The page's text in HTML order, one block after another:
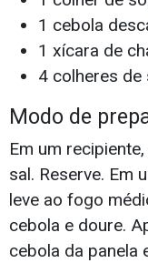
1 cebola
1 xícara de
4 colheres de
Modo de
Em um
sal. Reserve. Em
leve ao fogo
cebola e doure.
cebola da panela